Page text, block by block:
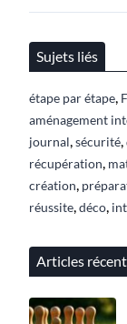
Sujets liés
étape par étape
aménagement
journal sécurité
récupération
création
réussite déco
Articles